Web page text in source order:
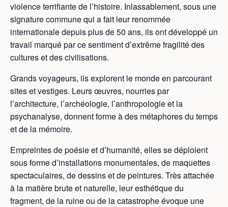
violence terrifiante de l’histoire. Inlassablement, sous une
signature commune qui a fait leur renommée
internationale depuis plus de 50 ans, ils ont développé un
travail marqué par ce sentiment d’extrême fragilité des
cultures et des civilisations.
Grands voyageurs, ils explorent le monde en parcourant
sites et vestiges. Leurs œuvres, nourries par
l’architecture, l’archéologie, l’anthropologie et la
psychanalyse, donnent forme à des métaphores du temps
et de la mémoire.
Empreintes de poésie et d’humanité, elles se déploient
sous forme d’installations monumentales, de maquettes
spectaculaires, de dessins et de peintures. Très attachée
à la matière brute et naturelle, leur esthétique du
fragment, de la ruine ou de la catastrophe évoque une